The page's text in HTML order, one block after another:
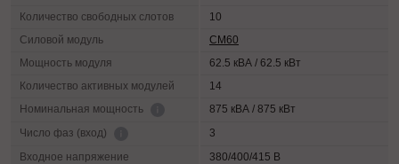
Количество свободных слотов
10
Силовой модуль
СМ60
Мощность модуля
62.5 кВА / 62.5 кВт
Количество активных модулей
14
Номинальная мощность
875 кВА / 875 кВт
Число фаз (вход)
3
Входное напряжение
380/400/415 В